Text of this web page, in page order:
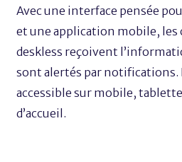
Avec une interface pensée
et une application mobile, les
deskless reçoivent
sont alertés par notifications.
accessible sur mobile,
d’accueil.